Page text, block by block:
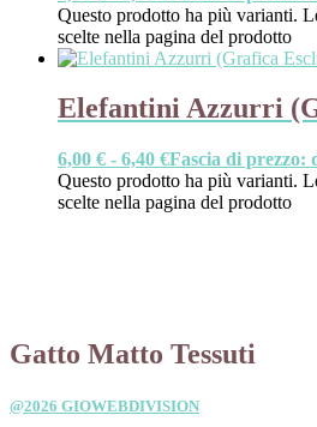
Questo prodotto ha più varianti.
scelte nella pagina del prodotto
Elefantini Azzurri
6,00 € - 6,40 €Fascia di prezzo:
Questo prodotto ha più varianti.
scelte nella pagina del prodotto
Gatto Matto Tessuti
@2026 GIOWEBDIVISION